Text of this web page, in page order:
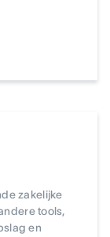
zakelijke
tools,
en